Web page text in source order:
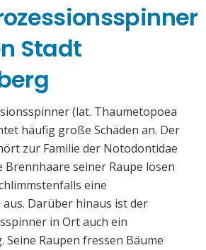
Stadt
(lat. Thaumetopoea
häufig große Schäden an. Der
zur Familie der Notodontidae
Brennhaare seiner Raupe lösen
eine
Darüber hinaus ist der
in Ort auch ein
Seine Raupen fressen Bäume